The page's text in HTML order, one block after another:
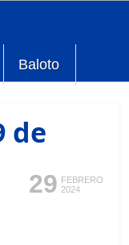
Baloto
de
29 FEBRERO
2024